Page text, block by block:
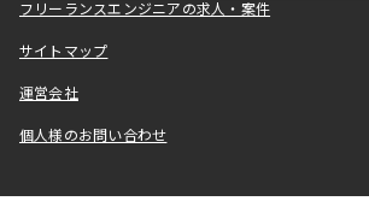
フリーランスエンジニアの求人・案件
サイトマップ
運営会社
個人様のお問い合わせ